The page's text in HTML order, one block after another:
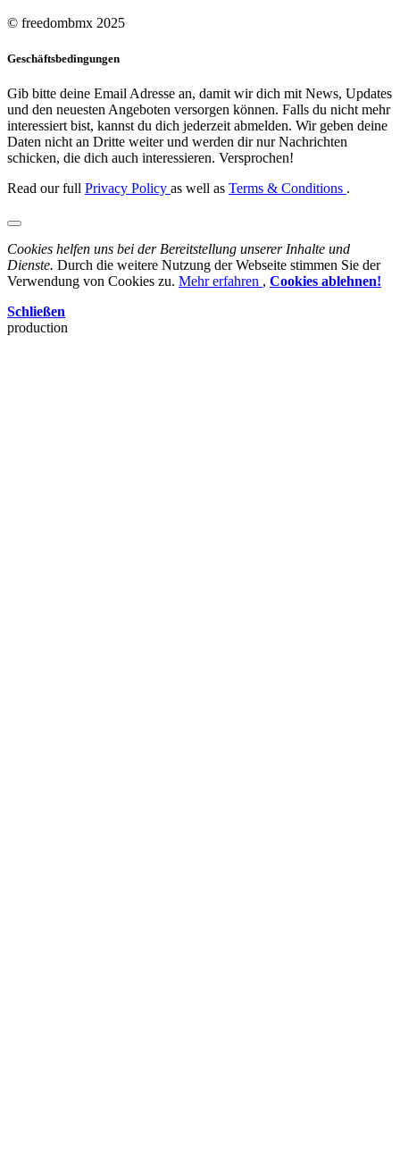
© freedombmx 2025
Geschäftsbedingungen
Gib bitte deine Email Adresse an, damit wir dich mit News, Updates
und den neuesten Angeboten versorgen können. Falls du nicht mehr
interessiert bist, kannst du dich jederzeit abmelden. Wir geben deine
Daten nicht an Dritte weiter und werden dir nur Nachrichten
schicken, die dich auch interessieren. Versprochen!
Read our full Privacy Policy as well as Terms & Conditions .
Cookies helfen uns bei der Bereitstellung unserer Inhalte und
Dienste. Durch die weitere Nutzung der Webseite stimmen Sie der
Verwendung von Cookies zu. Mehr erfahren , Cookies ablehnen!
Schließen
production